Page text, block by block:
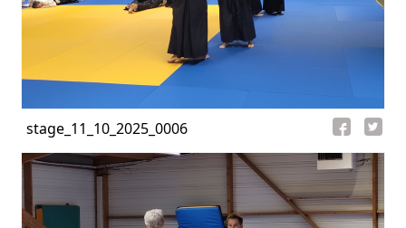
stage_11_10_2025_0006